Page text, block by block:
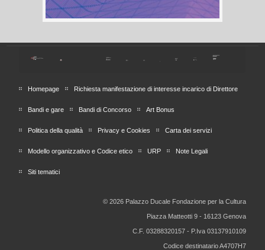
Homepage Richiesta manifestazione di interesse incarico di Direttore
Bandi e gare Bandi di Concorso Art Bonus
Politica della qualità Privacy e Cookies Carta dei servizi
Modello organizzativo e Codice etico URP Note Legali
Siti tematici
© 2026 Palazzo Ducale Fondazione per la Cultura
Piazza Matteotti 9 - 16123 Genova
C.F. 03288320157 - P.Iva 03137910109
Codice destinatario A4707H7